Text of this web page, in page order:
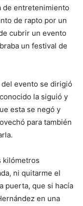
de entretenimiento
de rapto por un
cubrir un evento
un festival de
evento se dirigió
la siguió y
esta se negó y
para también
kilómetros
ni quitarme el
puerta, que si hacía
en una